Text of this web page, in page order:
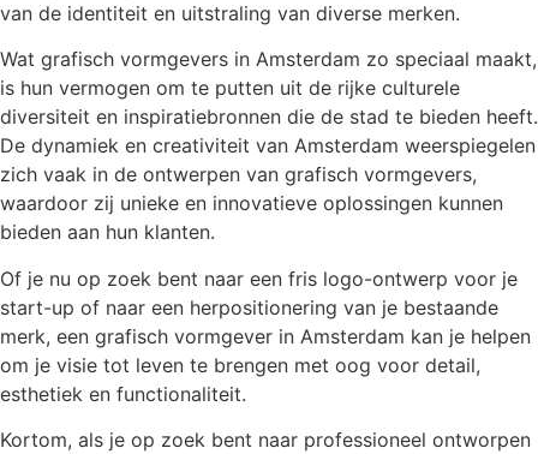
van de identiteit en uitstraling van diverse merken.
Wat grafisch vormgevers in Amsterdam zo speciaal maakt,
is hun vermogen om te putten uit de rijke culturele
diversiteit en inspiratiebronnen die de stad te bieden heeft.
De dynamiek en creativiteit van Amsterdam weerspiegelen
zich vaak in de ontwerpen van grafisch vormgevers,
waardoor zij unieke en innovatieve oplossingen kunnen
bieden aan hun klanten.
Of je nu op zoek bent naar een fris logo-ontwerp voor je
start-up of naar een herpositionering van je bestaande
merk, een grafisch vormgever in Amsterdam kan je helpen
om je visie tot leven te brengen met oog voor detail,
esthetiek en functionaliteit.
Kortom, als je op zoek bent naar professioneel ontworpen